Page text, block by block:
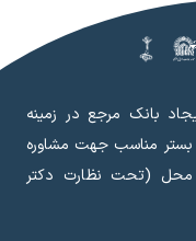
بانک مرجع در زمینه
بستر مناسب جهت مشاوره
محل (تحت نظارت دکتر